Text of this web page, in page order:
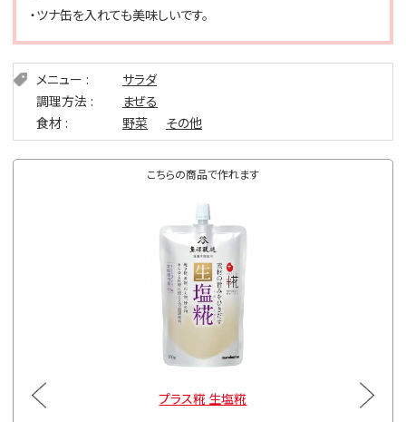
・ツナ缶を入れても美味しいです。
メニュー
サラダ
調理方法
まぜる
食材
野菜 その他
こちらの商品で作れます
プラス糀 生塩糀